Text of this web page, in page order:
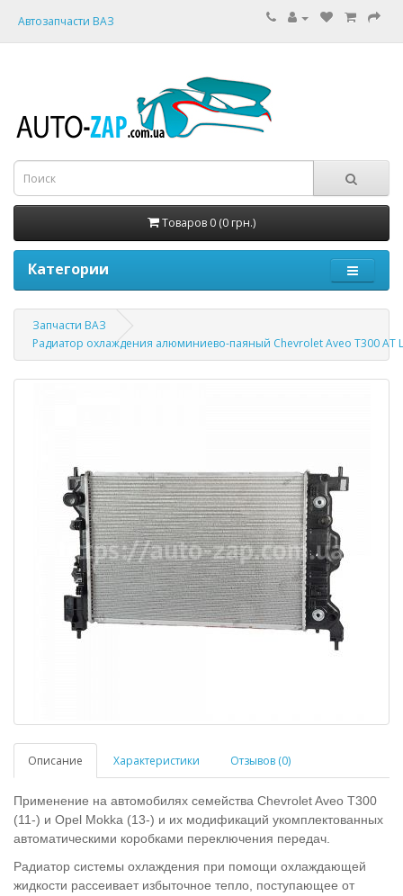
Автозапчасти ВАЗ
Товаров 0 (0 грн.)
Категории
Запчасти ВАЗ
Радиатор охлаждения алюминиево-паяный Chevrolet Aveo T300 AT
Описание Характеристики Отзывов (0)
Применение на автомобилях семейства Chevrolet Aveo T300
(11-) и Opel Mokka (13-) и их модификаций укомплектованных
автоматическими коробками переключения передач.
Радиатор системы охлаждения при помощи охлаждающей
жидкости рассеивает избыточное тепло, поступающее от